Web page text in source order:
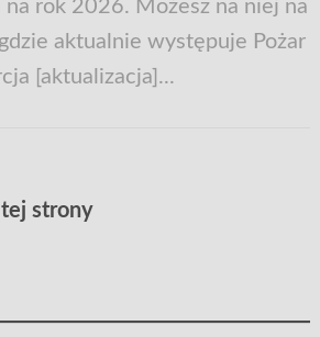
rok 2026. Możesz na niej na
aktualnie występuje Pożar
[aktualizacja]...
strony